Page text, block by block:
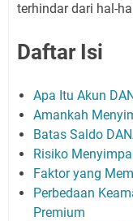
terhindar dari hal-
Daftar Isi
Apa Itu Akun
Amankah
Batas Saldo
Risiko
Faktor yang
Perbedaan
Premium